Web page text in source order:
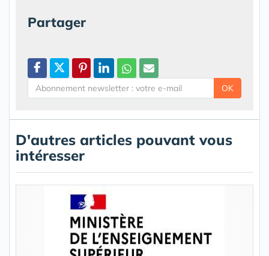
Partager
OK
D'autres articles pouvant vous
intéresser